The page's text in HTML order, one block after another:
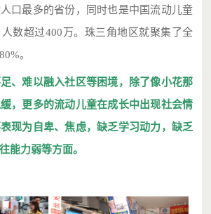
口最多的省份，同时也是中国流动儿童
数超过400万。珠三角地区就聚集了全
。
、难以融入社区等困境，除了像小花那
，更多的流动儿童在成长中出现社会情
现为自卑、焦虑，缺乏学习动力，缺乏
能力弱等方面。